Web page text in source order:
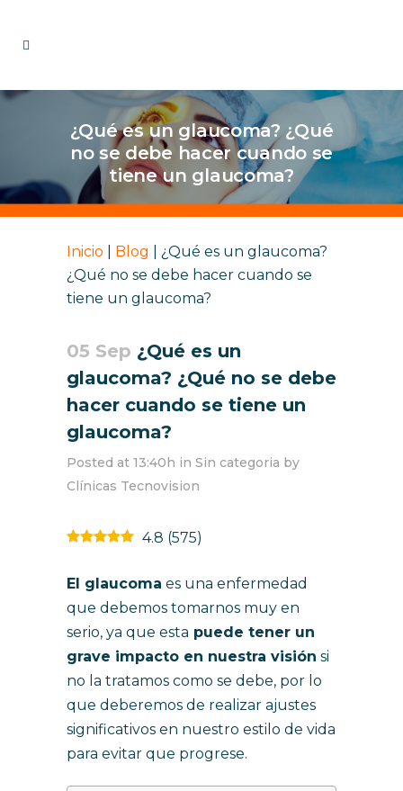
¿Qué es un glaucoma? ¿Qué
no se debe hacer cuando se
tiene un glaucoma?
Inicio Blog
¿Qué es un glaucoma?
¿Qué no se debe hacer cuando se
tiene un glaucoma?
05 Sep ¿Qué es un
glaucoma? ¿Qué no se debe
hacer cuando se tiene un
glaucoma?
Posted at 13:40h in Sin categoria by
Clínicas Tecnovision
4.8 (575)
El glaucoma es una enfermedad
que debemos tomarnos muy en
serio, ya que esta puede tener un
grave impacto en nuestra visión si
no la tratamos como se debe, por lo
que deberemos de realizar ajustes
significativos en nuestro estilo de vida
para evitar que progrese.